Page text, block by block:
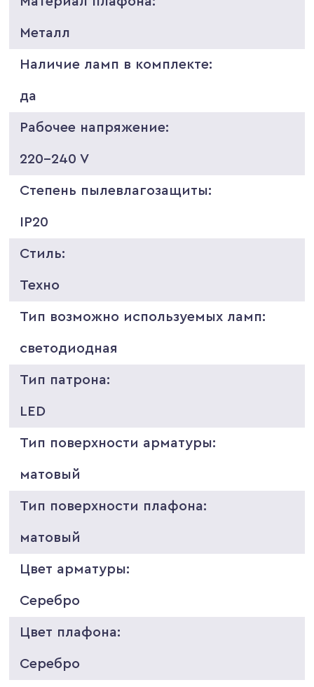
Металл
Наличие ламп в комплекте:
да
Рабочее напряжение:
220-240 V
Степень пылевлагозащиты:
IP20
Стиль:
Техно
Тип возможно используемых ламп:
светодиодная
Тип патрона:
LED
Тип поверхности арматуры:
матовый
Тип поверхности плафона:
матовый
Цвет арматуры:
Серебро
Цвет плафона:
Серебро